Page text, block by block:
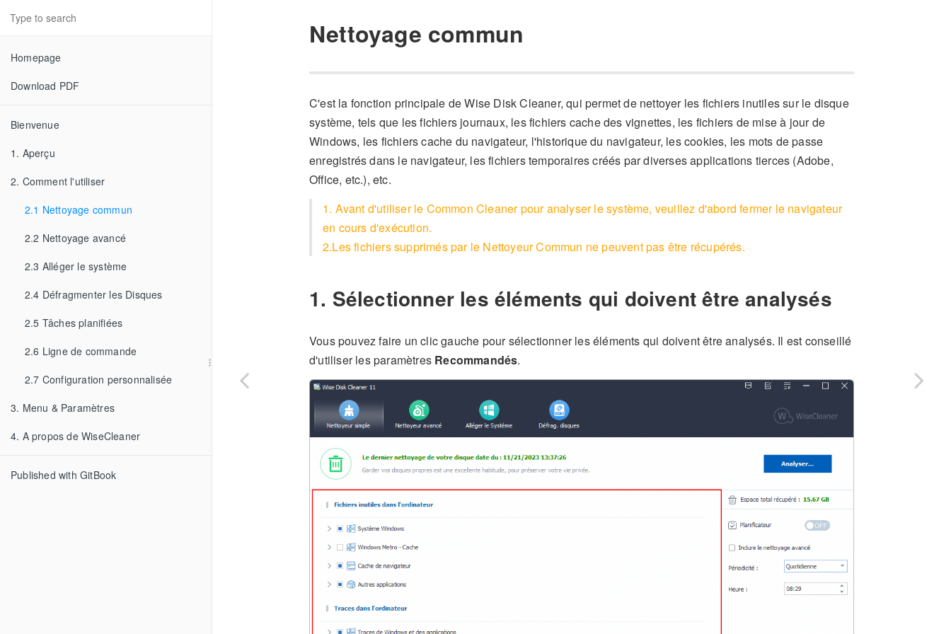
Homepage
Download PDF
Bienvenue
1. Aperçu
2. Comment l'utiliser
2.1 Nettoyage commun
2.2 Nettoyage avancé
2.3 Alléger le système
2.4 Défragmenter les Disques
2.5 Tâches planifiées
2.6 Ligne de commande
2.7 Configuration personnalisée
3. Menu & Paramètres
4. A propos de WiseCleaner
Published with GitBook
Nettoyage commun
C'est la fonction principale de Wise Disk Cleaner, qui permet de nettoyer les fichiers inutiles sur le disque
système, tels que les fichiers journaux, les fichiers cache des vignettes, les fichiers de mise à jour de
Windows, les fichiers cache du navigateur, l'historique du navigateur, les cookies, les mots de passe
enregistrés dans le navigateur, les fichiers temporaires créés par diverses applications tierces (Adobe,
Office, etc.), etc.
1. Avant d'utiliser le Common Cleaner pour analyser le système, veuillez d'abord fermer le navigateur
en cours d'exécution.
2.Les fichiers supprimés par le Nettoyeur Commun ne peuvent pas être récupérés.
1. Sélectionner les éléments qui doivent être analysés
Vous pouvez faire un clic gauche pour sélectionner les éléments qui doivent être analysés. Il est conseillé
d'utiliser les paramètres Recommandés.